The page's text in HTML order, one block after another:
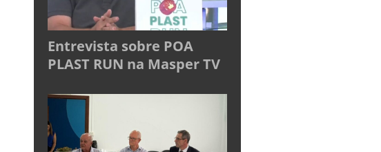
Entrevista sobre POA
PLAST RUN na Masper TV